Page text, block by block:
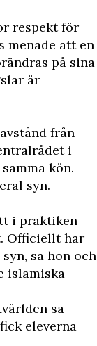
respekt för
menade att en
på sina
är
från
i
kön.
syn.
i praktiken
Officiellt har
sa hon och
islamiska
sa
eleverna